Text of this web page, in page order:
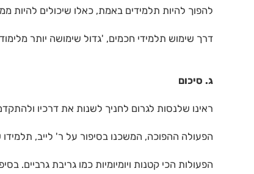
להפוך להיות תלמידים באמת, כאלו שיכולים להיות
דרך שימוש תלמידי חכמים, 'גדול שימושה יותר מלימודה' (שזהו אחד מ48
ג. סיכום
ראינו שלנסות לגרום לחניך לשנות את דרכיו
הפעולה ההפוכה, המשכנו בסיפור על ר' לייב,
הפעולות הכי קטנות ויומיומיות כמו גריבת גרביים.